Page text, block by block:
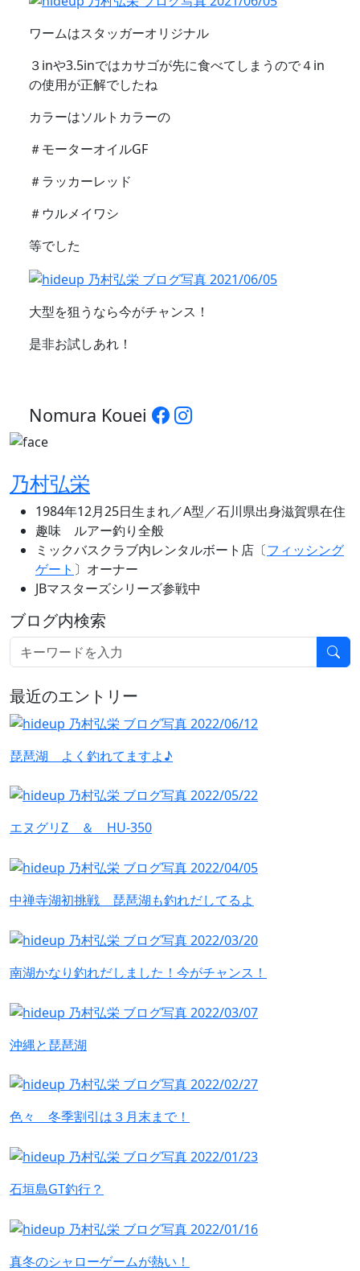
ワームはスタッガーオリジナル
３inや3.5inではカサゴが先に食べてしまうので４in
の使用が正解でしたね
カラーはソルトカラーの
＃モーターオイルGF
＃ラッカーレッド
＃ウルメイワシ
等でした
大型を狙うなら今がチャンス！
是非お試しあれ！
Nomura Kouei
乃村弘栄
1984年12月25日生まれ／A型／石川県出身滋賀県在住
趣味 ルアー釣り全般
ミックバスクラブ内レンタルボート店〔フィッシング
ゲート 〕オーナー
JBマスターズシリーズ参戦中
ブログ内検索
最近のエントリー
琵琶湖 よく釣れてますよ♪
エヌグリZ ＆ HU-350
中禅寺湖初挑戦 琵琶湖も釣れだしてるよ
南湖かなり釣れだしました！今がチャンス！
沖縄と琵琶湖
色々 冬季割引は３月末まで！
石垣島GT釣行？
真冬のシャローゲームが熱い！